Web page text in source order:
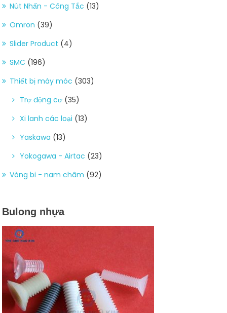
Nút Nhấn - Công Tắc (13)
Omron (39)
Slider Product (4)
SMC (196)
Thiết bị máy móc (303)
Trợ động cơ (35)
Xi lanh các loại (13)
Yaskawa (13)
Yokogawa - Airtac (23)
Vòng bi - nam châm (92)
Bulong nhựa